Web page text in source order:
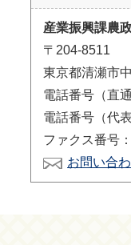
産業振興課農
〒204-8511
東京都清瀬市
電話番号（直
電話番号（代
ファクス番号
お問い合